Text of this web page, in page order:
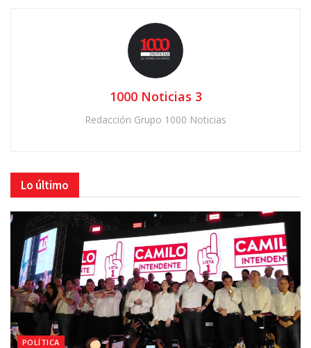
1000 Noticias 3
Redacción Grupo 1000 Noticias
Lo último
POLÍTICA